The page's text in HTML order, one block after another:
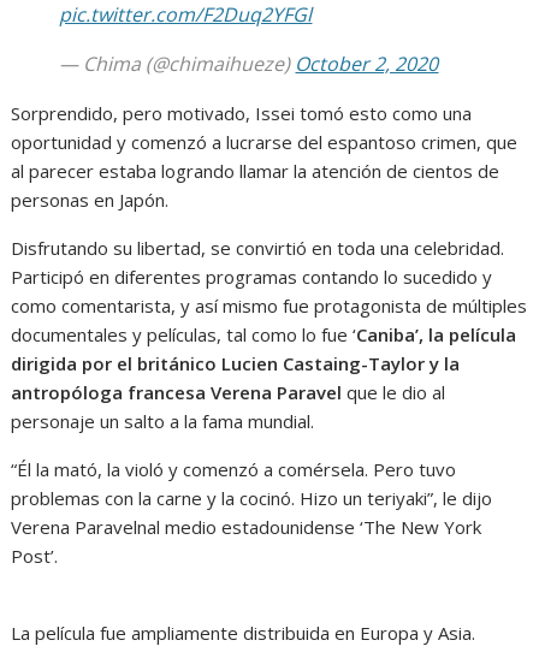
pic.twitter.com/F2Duq2YFGl
— Chima (@chimaihueze) October 2, 2020
Sorprendido, pero motivado, Issei tomó esto como una
oportunidad y comenzó a lucrarse del espantoso crimen, que
al parecer estaba logrando llamar la atención de cientos de
personas en Japón.
Disfrutando su libertad, se convirtió en toda una celebridad.
Participó en diferentes programas contando lo sucedido y
como comentarista, y así mismo fue protagonista de múltiples
documentales y películas, tal como lo fue ‘Caniba’, la película
dirigida por el británico Lucien Castaing-Taylor y la
antropóloga francesa Verena Paravel que le dio al
personaje un salto a la fama mundial.
“Él la mató, la violó y comenzó a comérsela. Pero tuvo
problemas con la carne y la cocinó. Hizo un teriyaki”, le dijo
Verena Paravelnal medio estadounidense ‘The New York
Post’.
La película fue ampliamente distribuida en Europa y Asia.